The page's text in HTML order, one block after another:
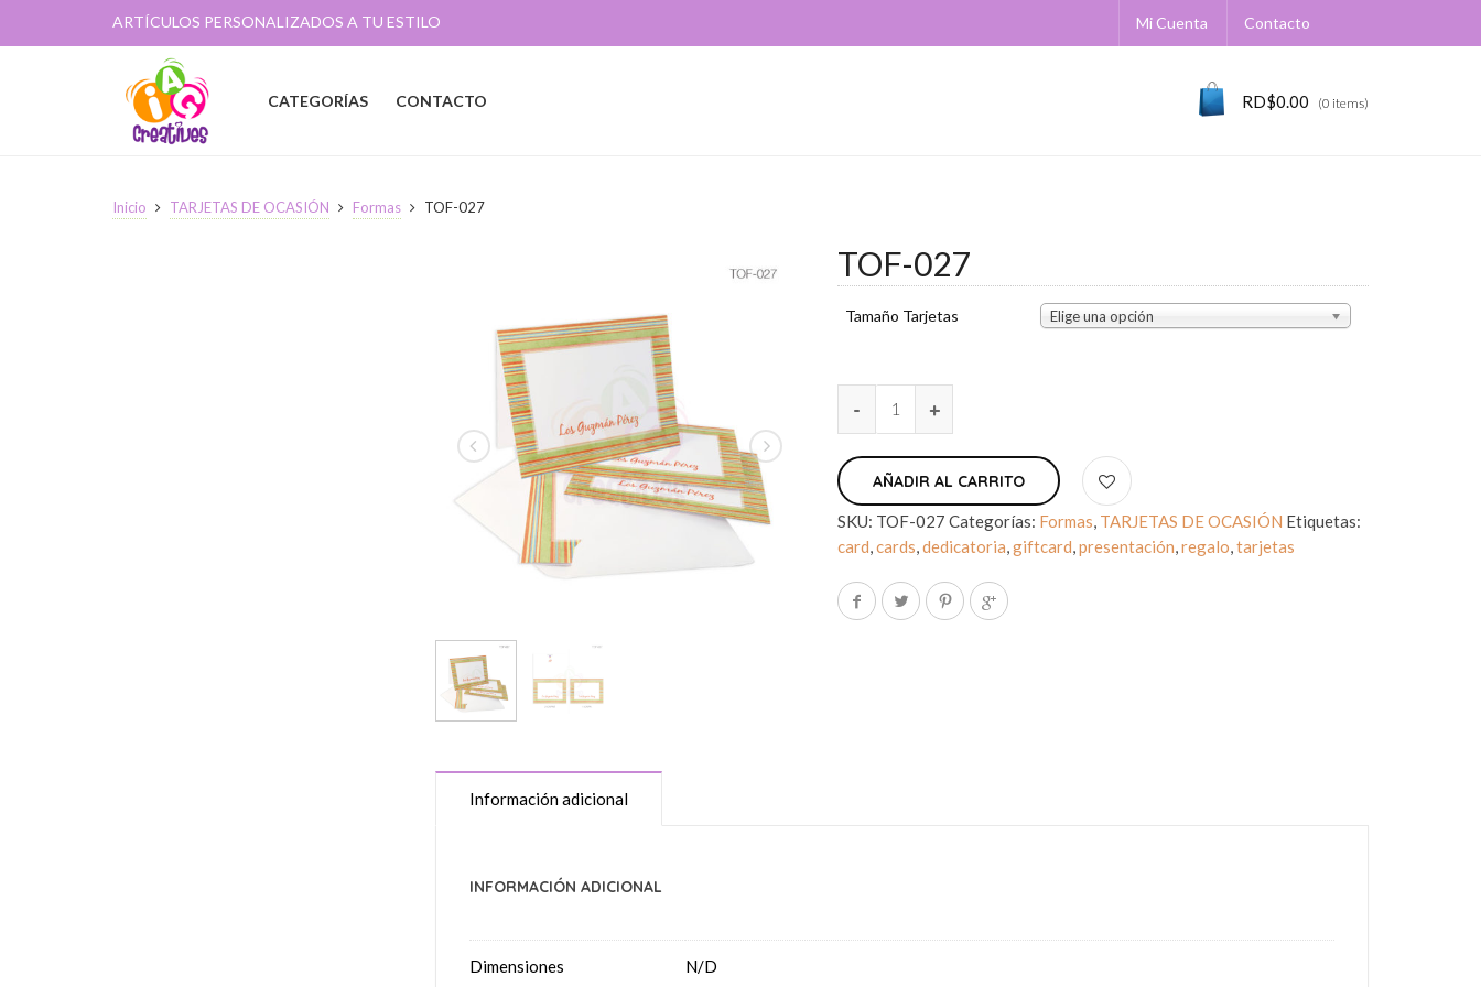
ARTÍCULOS PERSONALIZADOS A TU ESTILO Mi Cuenta Contacto
RD$0.00 (0 items)
CATEGORÍAS CONTACTO
Inicio TARJETAS DE OCASIÓN Formas TOF-027
TOF-027
Tamaño Tarjetas Elige una opción
AÑADIR AL CARRITO
SKU: TOF-027 Categorías: Formas, TARJETAS DE OCASIÓN Etiquetas:
card,cards,dedicatoria,giftcard,presentación,regalo,tarjetas
Información adicional
INFORMACIÓN ADICIONAL
Dimensiones N/D